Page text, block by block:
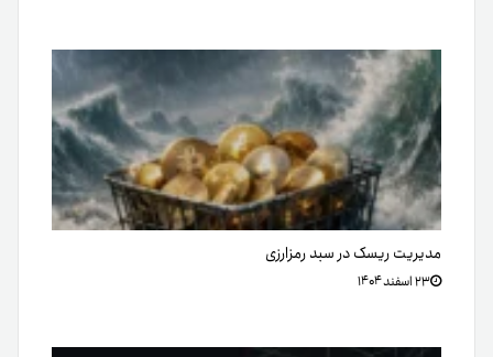
مدیریت ریسک در سبد رمزارزی
۲۳ اسفند ۱۴۰۴